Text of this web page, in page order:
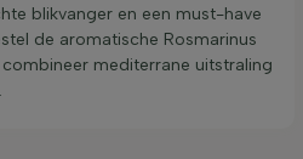
blikvanger en een must-have
de aromatische Rosmarinus
mediterrane uitstraling